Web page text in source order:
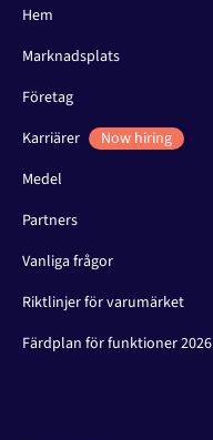
Hem
Marknadsplats
Företag
Karriärer
Now hiring
Medel
Partners
Vanliga frågor
Riktlinjer för varumärket
Färdplan för funktioner 2026